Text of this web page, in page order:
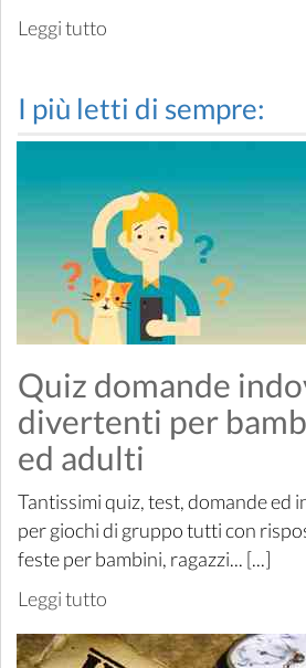
Leggi tutto
I più letti di sempre:
Quiz domande
divertenti per
ed adulti
Tantissimi quiz, test, domande ed
per giochi di gruppo tutti con
feste per bambini, ragazzi... [...]
Leggi tutto